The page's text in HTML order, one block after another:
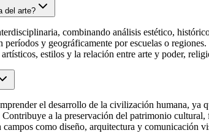
del arte?
combinando análisis estético,
períodos y geográficamente por escuelas o
estilos y la relación entre arte y poder,
el desarrollo de la civilización humana, ya
a la preservación del patrimonio
campos como diseño, arquitectura y